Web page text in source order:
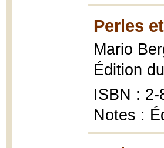
Perles
Mario
Édition
ISBN : 2-
Notes :